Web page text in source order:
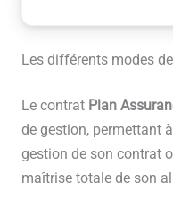
Les différents modes
Le contrat Plan
de gestion, permettant
gestion de son contrat
maîtrise totale de son